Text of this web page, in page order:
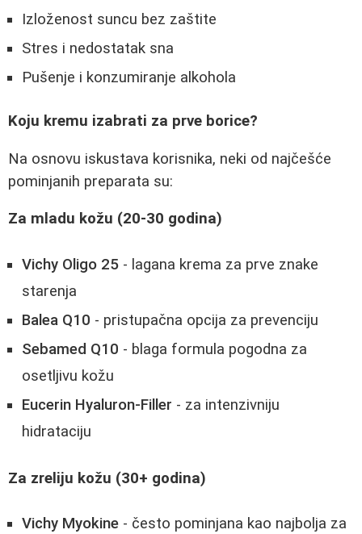
Izloženost suncu bez zaštite
Stres i nedostatak sna
Pušenje i konzumiranje alkohola
Koju kremu izabrati za prve borice?
Na osnovu iskustava korisnika, neki od najčešće
pominjanih preparata su:
Za mladu kožu (20-30 godina)
Vichy Oligo 25 - lagana krema za prve znake
starenja
Balea Q10 - pristupačna opcija za prevenciju
Sebamed Q10 - blaga formula pogodna za
osetljivu kožu
Eucerin Hyaluron-Filler - za intenzivniju
hidrataciju
Za zreliju kožu (30+ godina)
Vichy Myokine - često pominjana kao najbolja za